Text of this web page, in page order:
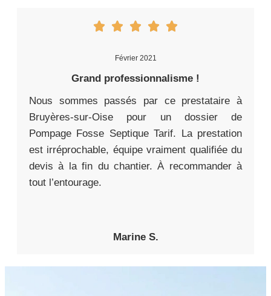
Février 2021
Grand professionnalisme !
Nous sommes passés par ce prestataire à
Bruyères-sur-Oise pour un dossier de
Pompage Fosse Septique Tarif. La prestation
est irréprochable, équipe vraiment qualifiée du
devis à la fin du chantier. À recommander à
tout l’entourage.
Marine S.